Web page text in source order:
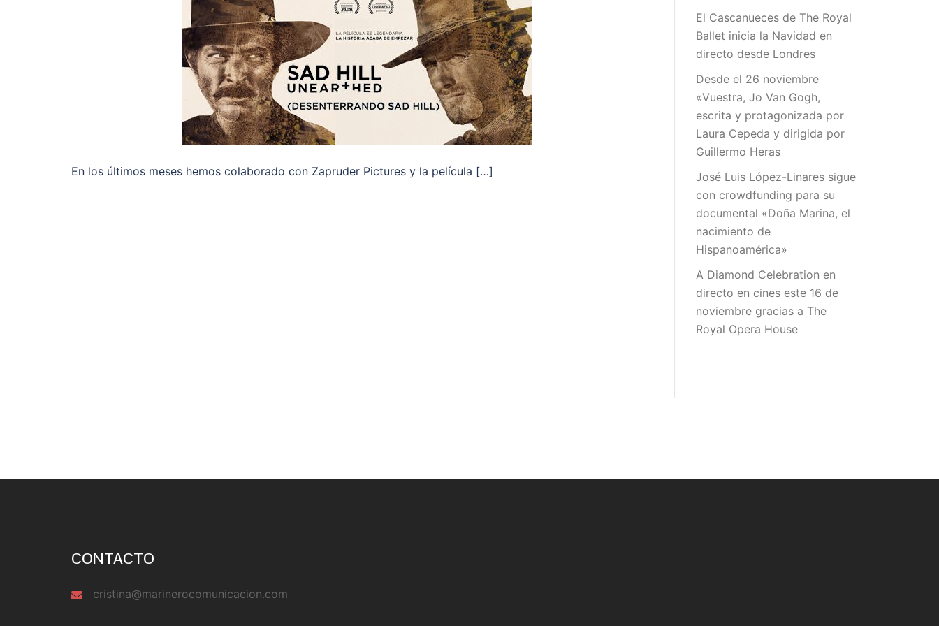
En los últimos meses hemos colaborado con Zapruder Pictures y la película […]
El Cascanueces de The Royal
Ballet inicia la Navidad en
directo desde Londres
Desde el 26 noviembre
«Vuestra, Jo Van Gogh,
escrita y protagonizada por
Laura Cepeda y dirigida por
Guillermo Heras
José Luis López-Linares sigue
con crowdfunding para su
documental «Doña Marina, el
nacimiento de
Hispanoamérica»
A Diamond Celebration en
directo en cines este 16 de
noviembre gracias a The
Royal Opera House
CONTACTO
cristina@marinerocomunicacion.com